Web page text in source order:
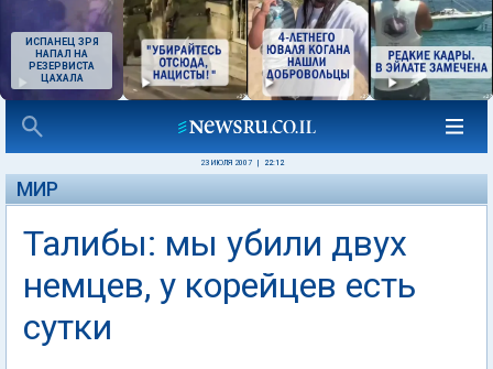
ИСПАНЕЦ ЗРЯ
НАПАЛ НА
РЕЗЕРВИСТА
ЦАХАЛА
23 ИЮЛЯ 2007 22:12
МИР
Талибы: мы убили двух
немцев, у корейцев есть
сутки